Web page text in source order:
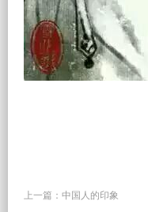
上一篇： 中国人的印象